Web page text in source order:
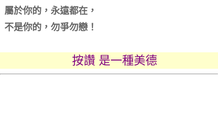
屬於你的，永遠都在，
不是你的，勿爭勿戀！
按讚 是一種美德